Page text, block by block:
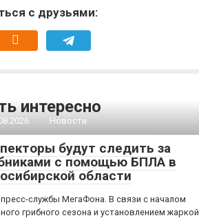
с друзьями:
интересно
Новости
будут следить за
с помощью БПЛА в
области
службы МегаФона. В связи с началом
грибного сезона и установлением жаркой